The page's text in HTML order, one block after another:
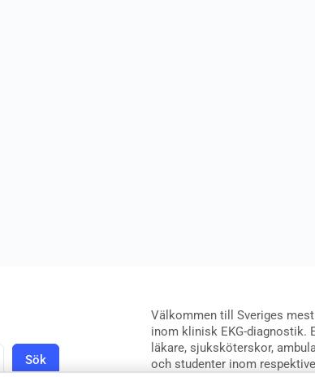
Sök
Välkommen till Sveriges
inom klinisk EKG-diagnostik.
läkare, sjuksköterskor,
och studenter inom